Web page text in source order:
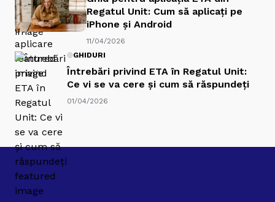
Regatul Unit: Cum să aplicați pe
iPhone și Android
11/04/2026
GHIDURI
Întrebări privind ETA în Regatul Unit:
Ce vi se va cere și cum să răspundeți
01/04/2026